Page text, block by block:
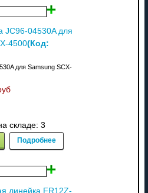
JC96-04530A для
4500(Код:
для Samsung SCX-
складе: 3
Подробнее
линейка FR12Z-